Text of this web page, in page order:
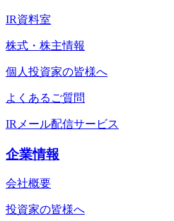
IR資料室
株式・株主情報
個人投資家の皆様へ
よくあるご質問
IRメール配信サービス
企業情報
会社概要
投資家の皆様へ